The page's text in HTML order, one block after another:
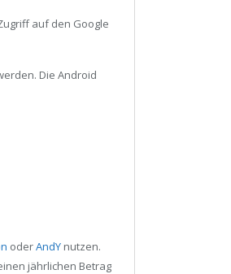
auf den Google
Die Android
oderAndY nutzen.
jährlichen Betrag